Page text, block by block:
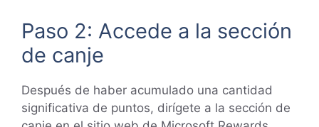
Paso 2: Accede a la sección
de canje
Después de haber acumulado una cantidad
significativa de puntos, dirígete a la sección de